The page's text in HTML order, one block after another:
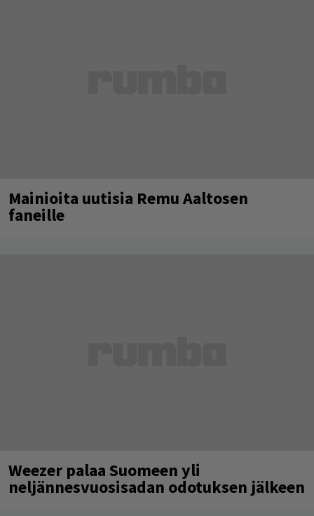
Mainioita uutisia Remu Aaltosen
faneille
Weezer palaa Suomeen yli
neljännesvuosisadan odotuksen jälkeen